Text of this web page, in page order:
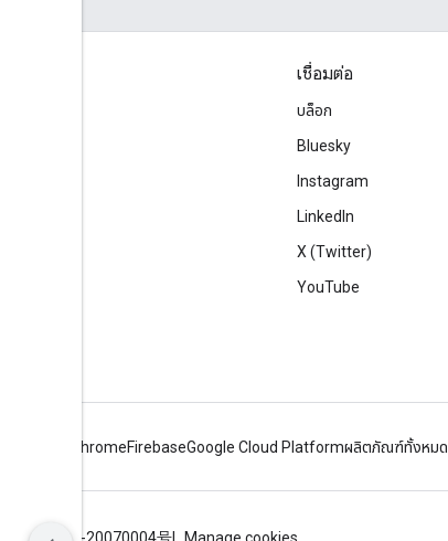
เชื่อมต่อ
บล็อก
Bluesky
Instagram
LinkedIn
X (Twitter)
YouTube
ChromeFirebaseGoogle Cloud Platformผลิตภัณฑ์ทั้งหมด